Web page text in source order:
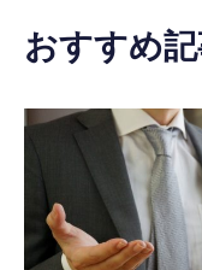
おすすめ